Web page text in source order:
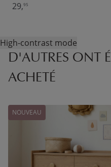
29,95
High-contrast mode
D'AUTRES ONT
ACHETÉ
NOUVEAU